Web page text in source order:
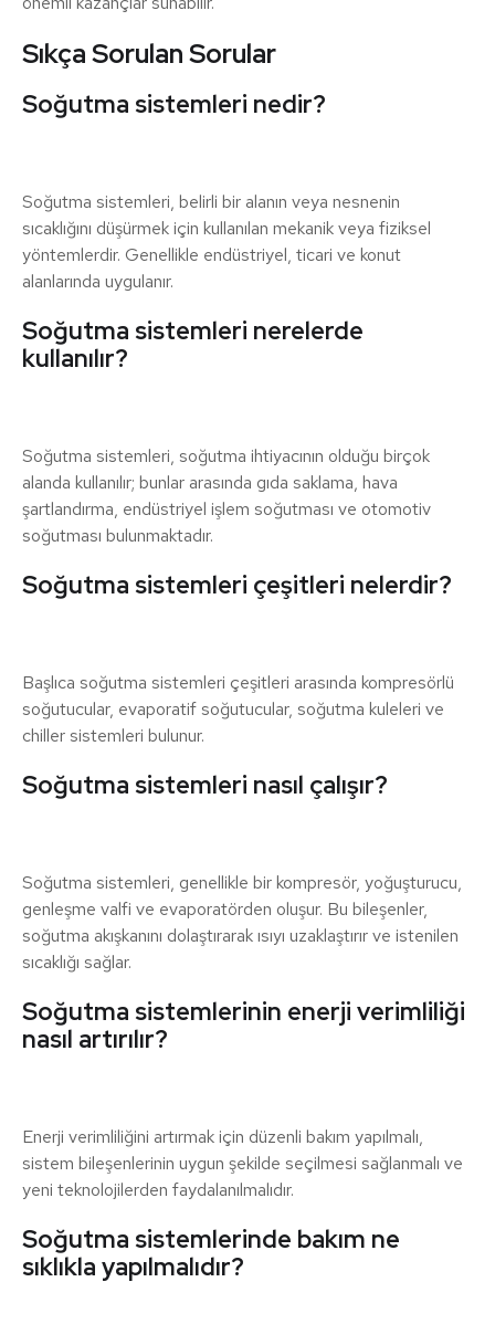
Sıkça Sorulan Sorular
Soğutma sistemleri nedir?
Soğutma sistemleri, belirli bir alanın veya nesnenin
sıcaklığını düşürmek için kullanılan mekanik veya fiziksel
yöntemlerdir. Genellikle endüstriyel, ticari ve konut
alanlarında uygulanır.
Soğutma sistemleri nerelerde
kullanılır?
Soğutma sistemleri, soğutma ihtiyacının olduğu birçok
alanda kullanılır; bunlar arasında gıda saklama, hava
şartlandırma, endüstriyel işlem soğutması ve otomotiv
soğutması bulunmaktadır.
Soğutma sistemleri çeşitleri nelerdir?
Başlıca soğutma sistemleri çeşitleri arasında kompresörlü
soğutucular, evaporatif soğutucular, soğutma kuleleri ve
chiller sistemleri bulunur.
Soğutma sistemleri nasıl çalışır?
Soğutma sistemleri, genellikle bir kompresör, yoğuşturucu,
genleşme valfi ve evaporatörden oluşur. Bu bileşenler,
soğutma akışkanını dolaştırarak ısıyı uzaklaştırır ve istenilen
sıcaklığı sağlar.
Soğutma sistemlerinin enerji verimliliği
nasıl artırılır?
Enerji verimliliğini artırmak için düzenli bakım yapılmalı,
sistem bileşenlerinin uygun şekilde seçilmesi sağlanmalı ve
yeni teknolojilerden faydalanılmalıdır.
Soğutma sistemlerinde bakım ne
sıklıkla yapılmalıdır?